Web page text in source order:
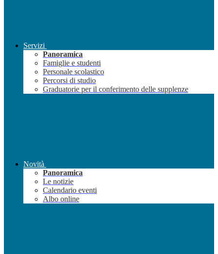
Servizi
Panoramica
Famiglie e studenti
Personale scolastico
Percorsi di studio
Graduatorie per il conferimento delle supplenze
Novità
Panoramica
Le notizie
Calendario eventi
Albo online